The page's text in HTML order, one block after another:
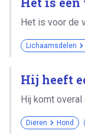
Het is voor de
Lichaamsdelen
Hij heeft
Hij komt overal
Dieren Hond